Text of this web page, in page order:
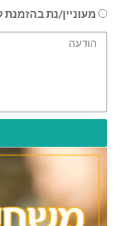
מעוניין/נת בהזמנת